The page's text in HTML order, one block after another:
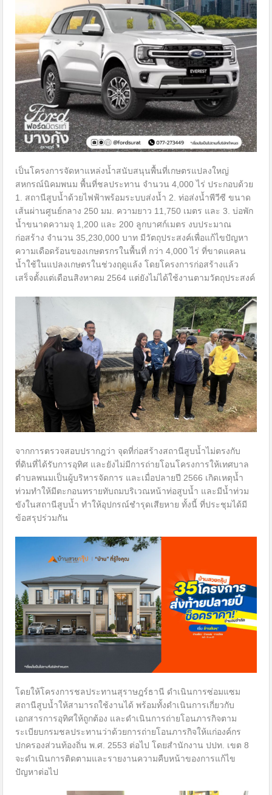
เป็นโครงการจัดหาแหล่งน้ำสนับสนุนพื้นที่เกษตรแปลงใหญ่
สหกรณ์นิคมพนม พื้นที่ชลประทาน จำนวน 4,000 ไร่ ประกอบด้วย
1. สถานีสูบน้ำด้วยไฟฟ้าพร้อมระบบส่งน้ำ 2. ท่อส่งน้ำพีวีซี ขนาด
เส้นผ่านศูนย์กลาง 250 มม. ความยาว 11,750 เมตร และ 3. บ่อพัก
น้ำขนาดความจุ 1,200 และ 200 ลูกบาศก์เมตร งบประมาณ
ก่อสร้าง จำนวน 35,230,000 บาท มีวัตถุประสงค์เพื่อแก้ไขปัญหา
ความเดือดร้อนของเกษตรกรในพื้นที่ กว่า 4,000 ไร่ ที่ขาดแคลน
น้ำใช้ในแปลงเกษตรในช่วงฤดูแล้ง โดยโครงการก่อสร้างแล้ว
เสร็จตั้งแต่เดือนสิงหาคม 2564 แต่ยังไม่ได้ใช้งานตามวัตถุประสงค์
จากการตรวจสอบปรากฎว่า จุดที่ก่อสร้างสถานีสูบน้ำไม่ตรงกับ
ที่ดินที่ได้รับการอุทิศ และยังไม่มีการถ่ายโอนโครงการให้เทศบาล
ตำบลพนมเป็นผู้บริหารจัดการ และเมื่อปลายปี 2566 เกิดเหตุน้ำ
ท่วมทำให้มีตะกอนทรายทับถมบริเวณหน้าท่อสูบน้ำ และมีน้ำท่วม
ขังในสถานีสูบน้ำ ทำให้อุปกรณ์ชำรุดเสียหาย ทั้งนี้ ที่ประชุมได้มี
ข้อสรุปร่วมกัน
โดยให้โครงการชลประทานสุราษฎร์ธานี ดำเนินการซ่อมแซม
สถานีสูบน้ำให้สามารถใช้งานได้ พร้อมทั้งดำเนินการเกี่ยวกับ
เอกสารการอุทิศให้ถูกต้อง และดำเนินการถ่ายโอนภารกิจตาม
ระเบียบกรมชลประทานว่าด้วยการถ่ายโอนภารกิจให้แก่องค์กร
ปกครองส่วนท้องถิ่น พ.ศ. 2553 ต่อไป โดยสำนักงาน ปปท. เขต 8
จะดำเนินการติดตามและรายงานความคืบหน้าของการแก้ไข
ปัญหาต่อไป